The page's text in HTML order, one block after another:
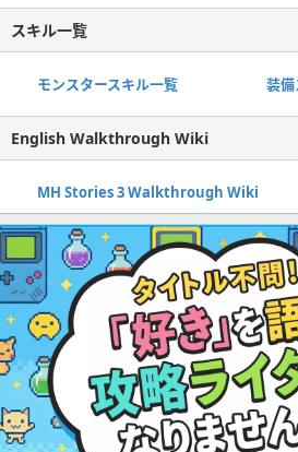
スキル一覧
モンスタースキル一覧 装
English Walkthrough Wiki
MH Stories 3 Walkthrough Wiki